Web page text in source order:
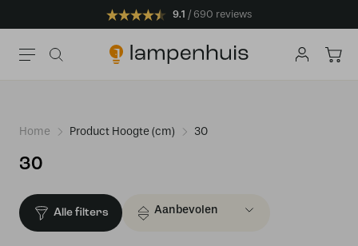
9.1 690 reviews
Home Product Hoogte (cm) 30
30
Alle filters